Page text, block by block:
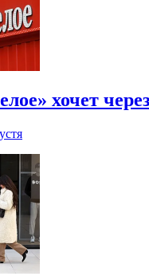
хочет